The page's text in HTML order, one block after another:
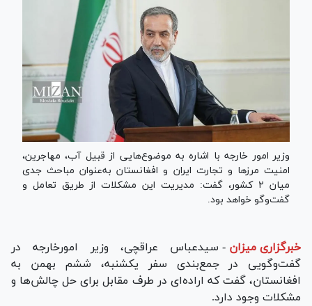
وزیر امور خارجه با اشاره به موضوع‌هایی از قبیل آب، مهاجرین،
امنیت مرز‌ها و تجارت ایران و افغانستان به‌عنوان مباحث جدی
میان ۲ کشور، گفت: مدیریت این مشکلات از طریق تعامل و
گفت‌و‌گو خواهد بود.
خبرگزاری میزان - سیدعباس عراقچی، وزیر امورخارجه در
گفت‌وگویی در جمع‌بندی سفر یکشنبه، ششم بهمن به
افغانستان، گفت که اراده‌ای در طرف مقابل برای حل چالش‌ها و
مشکلات وجود دارد.